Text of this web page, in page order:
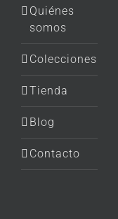
Quiénes
somos
Colecciones
Tienda
Blog
Contacto